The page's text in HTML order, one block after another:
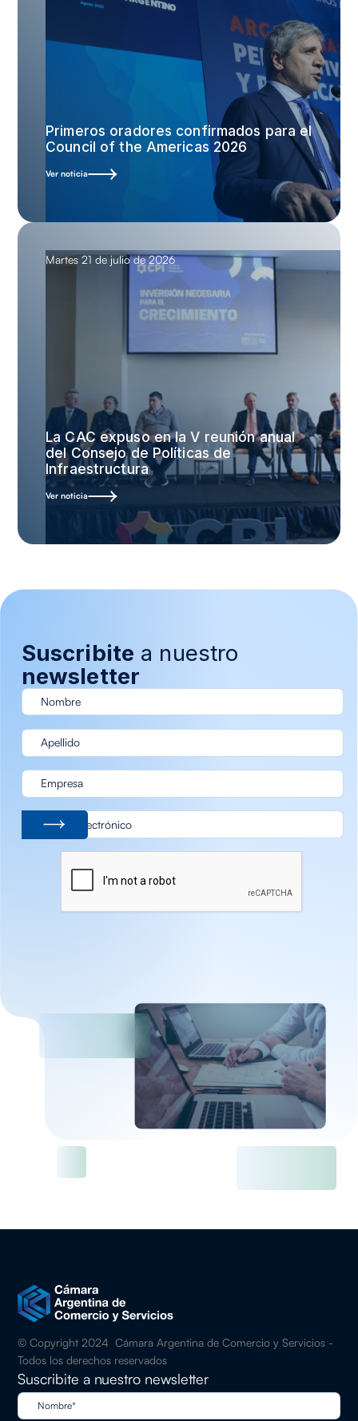
Primeros oradores confirmados para el
Council of the Americas 2026
Ver noticia
Martes 21 de julio de 2026
La CAC expuso en la V reunión anual
del Consejo de Políticas de
Infraestructura
Ver noticia
Suscribite a nuestro
newsletter
© Copyright 2024 Cámara Argentina de Comercio y Servicios -
Todos los derechos reservados
Suscribite a nuestro newsletter